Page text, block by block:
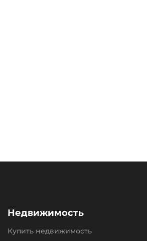
Недвижимость
Купить недвижимость